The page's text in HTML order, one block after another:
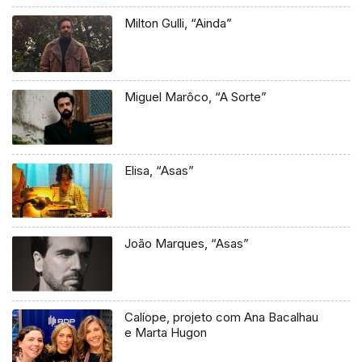
Milton Gulli, “Ainda”
Miguel Marôco, “A Sorte”
Elisa, “Asas”
João Marques, “Asas”
Calíope, projeto com Ana Bacalhau
e Marta Hugon